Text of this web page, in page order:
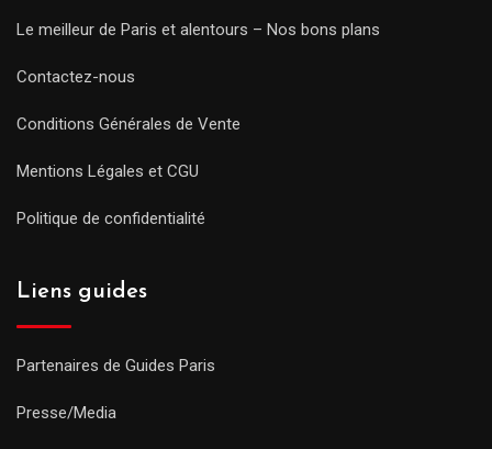
Le meilleur de Paris et alentours – Nos bons plans
Contactez-nous
Conditions Générales de Vente
Mentions Légales et CGU
Politique de confidentialité
Liens guides
Partenaires de Guides Paris
Presse/Media